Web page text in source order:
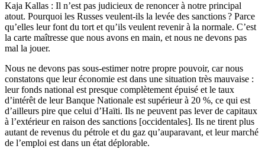
Kaja Kallas : Il n’est pas judicieux de renoncer à notre principal
atout. Pourquoi les Russes veulent-ils la levée des sanctions ? Parce
qu’elles leur font du tort et qu’ils veulent revenir à la normale. C’est
la carte maîtresse que nous avons en main, et nous ne devons pas
mal la jouer.
Nous ne devons pas sous-estimer notre propre pouvoir, car nous
constatons que leur économie est dans une situation très mauvaise :
leur fonds national est presque complètement épuisé et le taux
d’intérêt de leur Banque Nationale est supérieur à 20 %, ce qui est
d’ailleurs pire que celui d’Haïti. Ils ne peuvent pas lever de capitaux
à l’extérieur en raison des sanctions [occidentales]. Ils ne tirent plus
autant de revenus du pétrole et du gaz qu’auparavant, et leur marché
de l’emploi est dans un état déplorable.